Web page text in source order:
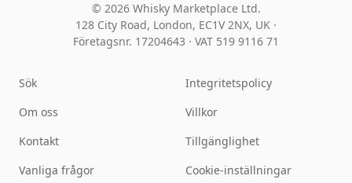
© 2026 Whisky Marketplace Ltd.
128 City Road, London, EC1V 2NX, UK ·
Företagsnr. 17204643 · VAT 519 9116 71
Sök
Om oss
Kontakt
Vanliga frågor
Integritetspolicy
Villkor
Tillgänglighet
Cookie-inställningar